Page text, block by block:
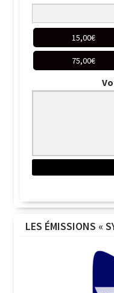
15,00€
75,00€
LES ÉMISSIONS «